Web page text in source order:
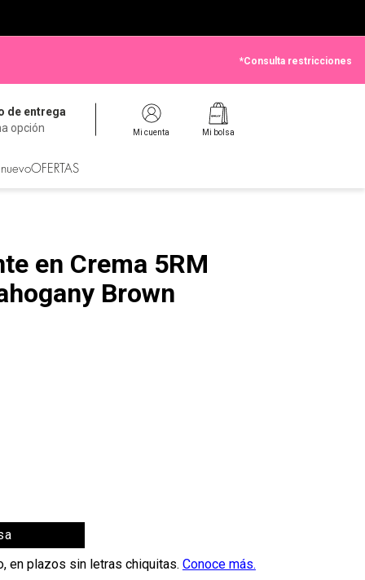
*Consulta restricciones
de entrega
opción
Mi cuenta Mi bolsa
OFERTAS
en Crema 5RM
Brown